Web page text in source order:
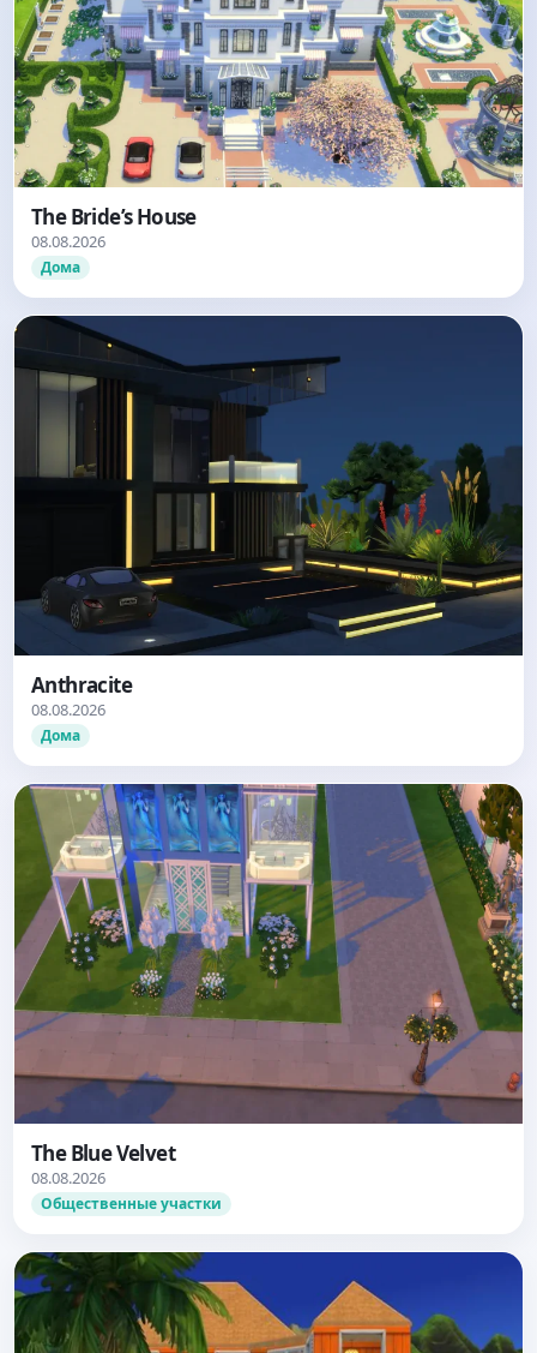
The Bride’s House
08.08.2026
Дома
Anthracite
08.08.2026
Дома
The Blue Velvet
08.08.2026
Общественные участки